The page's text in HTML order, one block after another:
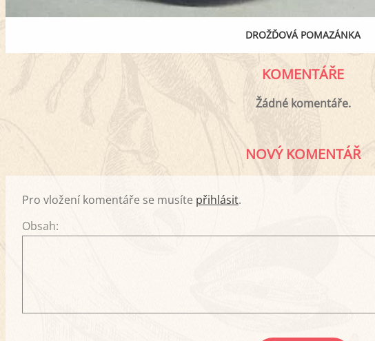
DROŽĎOVÁ POMAZÁNKA
KOMENTÁŘE
Žádné komentáře.
NOVÝ KOMENTÁŘ
Pro vložení komentáře se musíte přihlásit.
Obsah: